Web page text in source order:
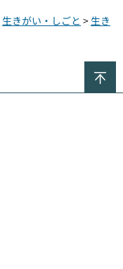
生きがい・しごと > 生き